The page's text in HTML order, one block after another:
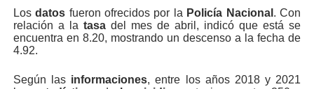
Losdatos fueron ofrecidos por la Policía Nacional . Con
relación a la tasadel mes de abril, indicó que está se
encuentra en 8.20, mostrando un descenso a la fecha de
4.92.
Según las informaciones, entre los años 2018 y 2021